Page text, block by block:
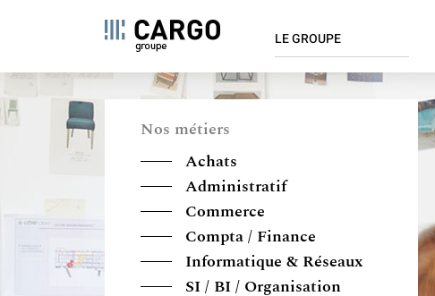
Aller
au
contenu
PRINCIPALE
LE GROUPE
Innovation
Nos métiers
Achats
Administratif
Commerce
Compta / Finance
Informatique & Réseaux
SI / BI / Organisation